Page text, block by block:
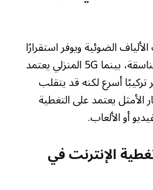
الضوئية ويوفر استقرارًا
وسرعات رفع وتحميل متناسقة، بينما 5G المنزلي يعتمد
أسرع لكنه قد يتقلب
يعتمد على التغطية
أو الألعاب.
الإنترنت في